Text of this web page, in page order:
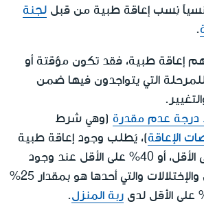
نِسب إعاقة طبية من قبل لجنة
.
إعاقة طبية، فقد تكون مؤقتة أو
للمرحلة التي يتواجدون فيها ضمن
درجة عدم مقدرة (وهي شرط
الإعاقة)، يُطلب وجود إعاقة طبية
مقدارها 60% على الأقل، أو 40% على الأقل عند وجود
عدد من النواقص والإختلالات والتي أحدها هو بمقدار 25%
ربة المنزل.